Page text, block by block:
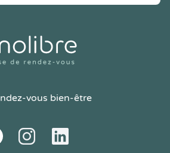
vous bien-être
InstagramLinkedIn